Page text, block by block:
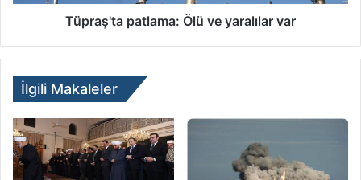
Tüpraş'ta patlama: Ölü ve yaralılar var
İlgili Makaleler